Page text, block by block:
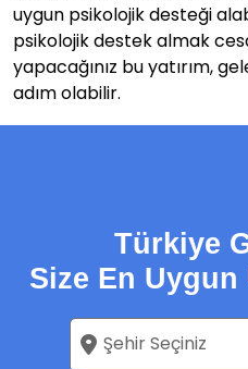
uygun psikolojik desteği
psikolojik destek almak
yapacağınız bu yatırım,
adım olabilir.
Türkiye
Size En Uygun